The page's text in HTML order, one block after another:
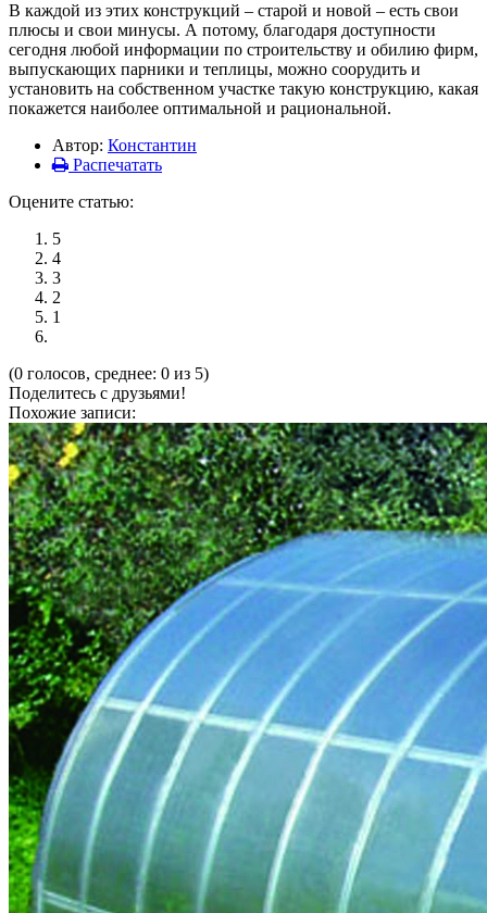
В каждой из этих конструкций – старой и новой – есть свои
плюсы и свои минусы. А потому, благодаря доступности
сегодня любой информации по строительству и обилию фирм,
выпускающих парники и теплицы, можно соорудить и
установить на собственном участке такую конструкцию, какая
покажется наиболее оптимальной и рациональной.
Автор: Константин
Распечатать
Оцените статью:
5
4
3
2
1
(0 голосов, среднее: 0 из 5)
Поделитесь с друзьями!
Похожие записи: